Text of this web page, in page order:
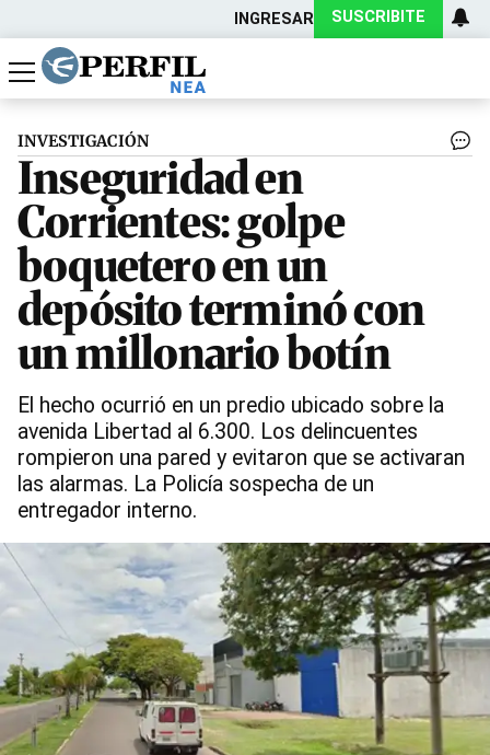
INGRESAR SUSCRIBITE
Política
Economía
Actualidad
INVESTIGACIÓN
Inseguridad en
Corrientes: golpe
boquetero en un
depósito terminó con
un millonario botín
El hecho ocurrió en un predio ubicado sobre la
avenida Libertad al 6.300. Los delincuentes
rompieron una pared y evitaron que se activaran
las alarmas. La Policía sospecha de un
entregador interno.